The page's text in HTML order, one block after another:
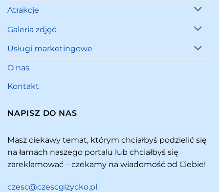
Atrakcje
Galeria zdjęć
Usługi marketingowe
O nas
Kontakt
NAPISZ DO NAS
Masz ciekawy temat, którym chciałbyś podzielić się
na łamach naszego portalu lub chciałbyś się
zareklamować – czekamy na wiadomość od Ciebie!
czesc@czescgizycko.pl